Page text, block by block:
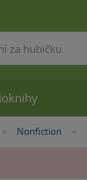
»
Nonfiction